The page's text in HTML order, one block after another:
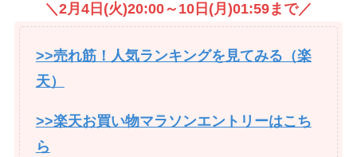
＼2月4日(火)20:00～10日(月)01:59まで／
>>売れ筋！人気ランキングを見てみる（楽
天）
>>楽天お買い物マラソンエントリーはこち
ら